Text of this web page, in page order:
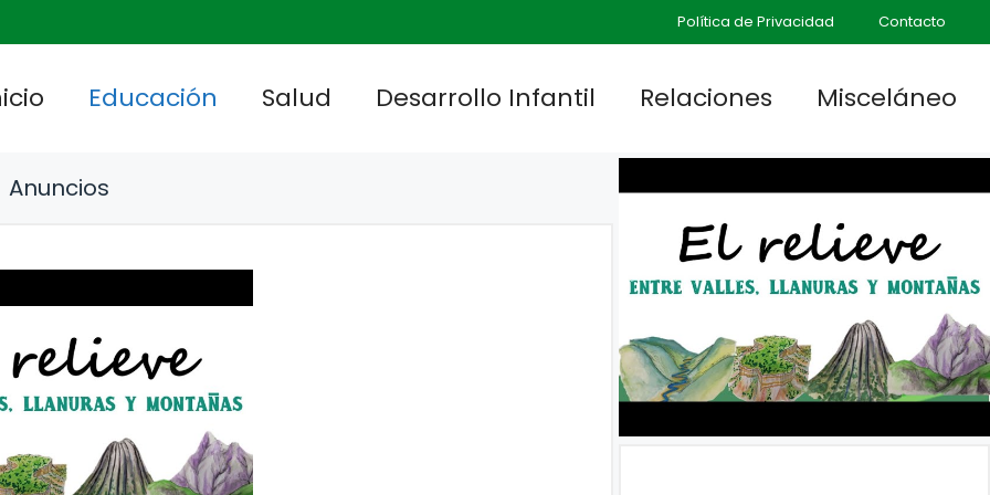
Política de Privacidad Contacto
Educación Salud Desarrollo Infantil Relaciones Misceláneo
Anuncios